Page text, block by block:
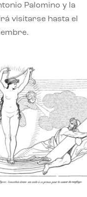
Palomino y la
visitarse hasta el